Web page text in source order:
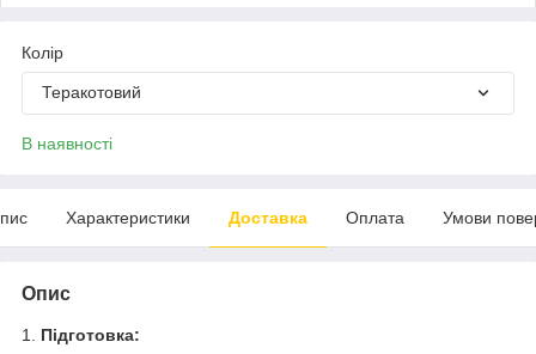
Колір
Теракотовий
В наявності
Характеристики Доставка Оплата Умови
Опис
1.
Підготовка: